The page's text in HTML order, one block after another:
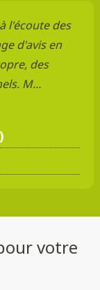
l'écoute des
d'avis en
des
M...
votre